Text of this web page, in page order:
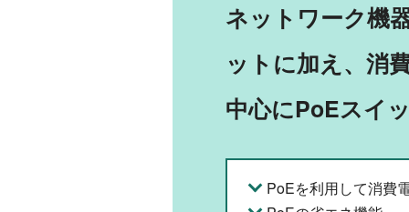
ネットワーク機
ットに加え、消
中心にPoEスイ
PoEを利用して消費